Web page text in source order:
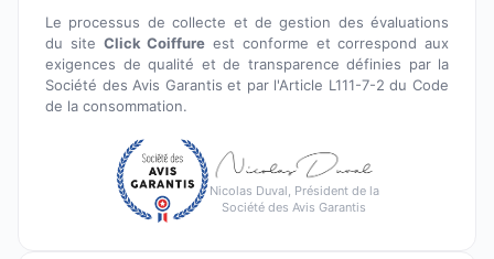
Le processus de collecte et de gestion des évaluations
du site Click Coiffure est conforme et correspond aux
exigences de qualité et de transparence définies par la
Société des Avis Garantis et par l'Article L111-7-2 du Code
de la consommation.
Nicolas Duval, Président de la
Société des Avis Garantis